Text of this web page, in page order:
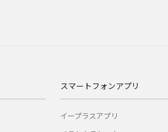
スマートフォンアプリ
イープラスアプリ